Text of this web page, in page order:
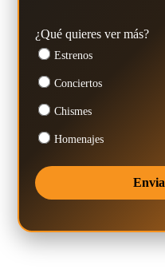
¿Qué quieres ver más?
Estrenos
Conciertos
Chismes
Homenajes